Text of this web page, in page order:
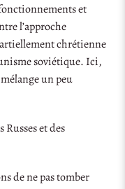
et
l’approche
chrétienne
soviétique. Ici,
un peu
et des
de ne pas tomber